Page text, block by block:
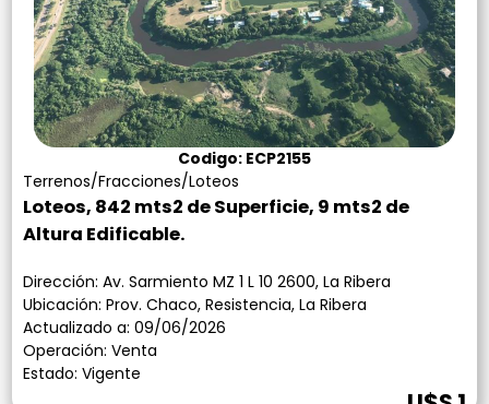
Codigo: ECP2155
Terrenos/Fracciones/Loteos
Loteos, 842 mts2 de Superficie, 9 mts2 de
Altura Edificable.
Dirección: Av. Sarmiento MZ 1 L 10 2600, La Ribera
Ubicación: Prov. Chaco, Resistencia, La Ribera
Actualizado a: 09/06/2026
Operación: Venta
Estado: Vigente